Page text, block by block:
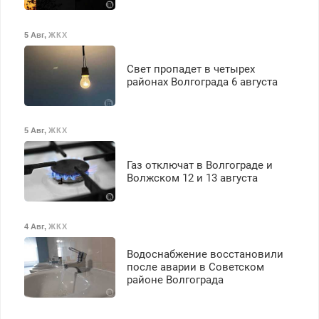
5 Авг, ЖКХ
Свет пропадет в четырех
районах Волгограда 6 августа
5 Авг, ЖКХ
Газ отключат в Волгограде и
Волжском 12 и 13 августа
4 Авг, ЖКХ
Водоснабжение восстановили
после аварии в Советском
районе Волгограда